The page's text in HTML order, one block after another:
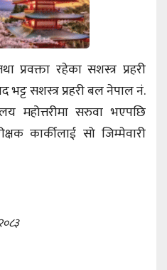
रहेका सशस्त्र प्रहरी
भट्ट सशस्त्र प्रहरी बल नेपाल नं.
महोत्तरीमा सरुवा भएपछि
कार्कीलाई सो जिम्मेवारी